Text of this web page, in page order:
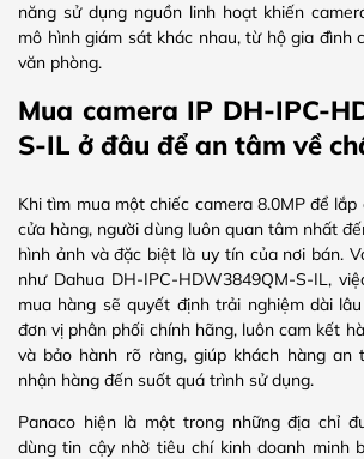
năng sử dụng nguồn linh hoạt khiến
mô hình giám sát khác nhau, từ hộ gia đình
văn phòng.
Mua camera IP DH-IPC-
S-IL ở đâu để an tâm về
Khi tìm mua một chiếc camera 8.0MP để
cửa hàng, người dùng luôn quan tâm nhất
hình ảnh và đặc biệt là uy tín của nơi bán.
như Dahua DH-IPC-HDW3849QM-S-IL,
mua hàng sẽ quyết định trải nghiệm dài
đơn vị phân phối chính hãng, luôn cam kết
và bảo hành rõ ràng, giúp khách hàng
nhận hàng đến suốt quá trình sử dụng.
Panaco hiện là một trong những địa chỉ
dùng tin cậy nhờ tiêu chí kinh doanh minh